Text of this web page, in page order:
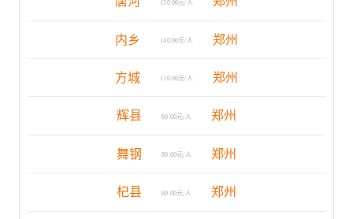
150.00元/人
内乡 140.00元/人 郑州
方城 110.00元/人 郑州
辉县 60.00元/人 郑州
舞钢 80.00元/人 郑州
杞县 60.00元/人 郑州